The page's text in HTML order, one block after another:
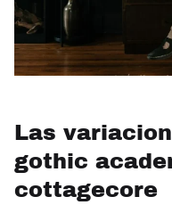
Las
gothic
cottagecore